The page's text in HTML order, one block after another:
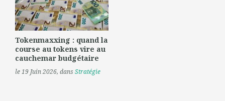
Tokenmaxxing : quand la
course au tokens vire au
cauchemar budgétaire
le 19 Juin 2026, dansStratégie